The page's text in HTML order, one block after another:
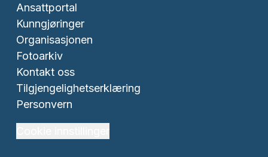
Ansattportal
Kunngjøringer
Organisasjonen
Fotoarkiv
Kontakt oss
Tilgjengelighetserklæring
Personvern